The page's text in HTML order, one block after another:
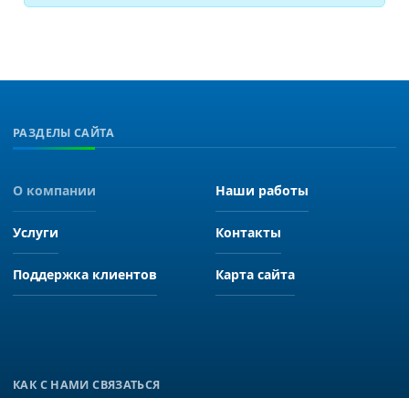
РАЗДЕЛЫ САЙТА
О компании Наши работы
Услуги Контакты
Поддержка клиентов Карта сайта
КАК С НАМИ СВЯЗАТЬСЯ